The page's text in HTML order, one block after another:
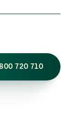
720 710